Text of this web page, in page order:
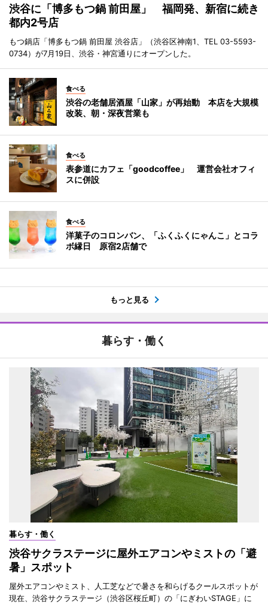
渋谷に「博多もつ鍋 前田屋」 福岡発、新宿に続き
都内2号店
もつ鍋店「博多もつ鍋 前田屋 渋谷店」（渋谷区神南1、TEL 03-5593-
0734）が7月19日、渋谷・神宮通りにオープンした。
食べる
渋谷の老舗居酒屋「山家」が再始動 本店を大規模
改装、朝・深夜営業も
食べる
表参道にカフェ「goodcoffee」 運営会社オフィ
スに併設
食べる
洋菓子のコロンバン、「ふくふくにゃんこ」とコラ
ボ縁日 原宿2店舗で
もっと見る
暮らす・働く
暮らす・働く
渋谷サクラステージに屋外エアコンやミストの「避
暑」スポット
屋外エアコンやミスト、人工芝などで暑さを和らげるクールスポットが
現在、渋谷サクラステージ（渋谷区桜丘町）の「にぎわいSTAGE」に